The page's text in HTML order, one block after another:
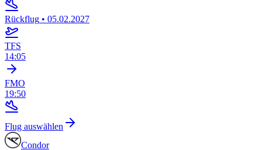
Rückflug • 05.02.2027
TFS
14:05
FMO
19:50
Flug auswählen
Condor